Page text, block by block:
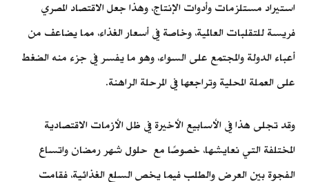
استيراد مستلزمات وأدوات الإنتاج، وهذا جعل الاقتصاد المصري
فريسة للتقلبات العالمية، وخاصة في أسعار الغذاء، مما يضاعف من
أعباء الدولة والمجتمع على السواء، وهو ما يفسر في جزء منه الضغط
على العملة المحلية وتراجعها في المرحلة الراهنة.
وقد تجلى هذا في الأسابيع الأخيرة في ظل الأزمات الاقتصادية
المختلفة التي نعايشها، خصوصًا مع حلول شهر رمضان واتساع
الفجوة بين العرض والطلب فيما يخص السلع الغذائية، فقامت